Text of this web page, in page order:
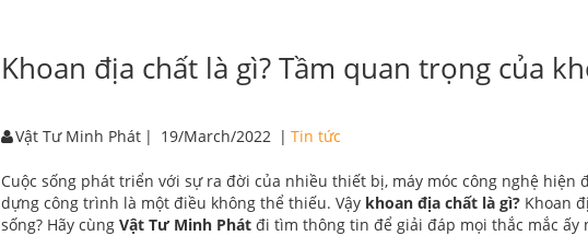
Khoan địa chất là gì? Tầm quan trọng của
Vật Tư Minh Phát | 19/March/2022 | Tin tức
Cuộc sống phát triển với sự ra đời của nhiều thiết bị, máy móc công nghệ hiện
dựng công trình là một điều không thể thiếu. Vậy khoan địa chất là gì? Khoan
sống? Hãy cùng Vật Tư Minh Phát đi tìm thông tin để giải đáp mọi thắc mắc ấy